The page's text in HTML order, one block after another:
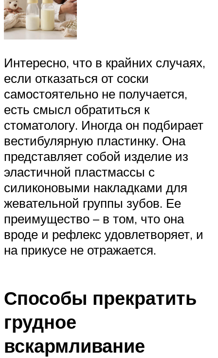
Интересно, что в крайних случаях,
если отказаться от соски
самостоятельно не получается,
есть смысл обратиться к
стоматологу. Иногда он подбирает
вестибулярную пластинку. Она
представляет собой изделие из
эластичной пластмассы с
силиконовыми накладками для
жевательной группы зубов. Ее
преимущество – в том, что она
вроде и рефлекс удовлетворяет, и
на прикусе не отражается.
Способы прекратить
грудное
вскармливание